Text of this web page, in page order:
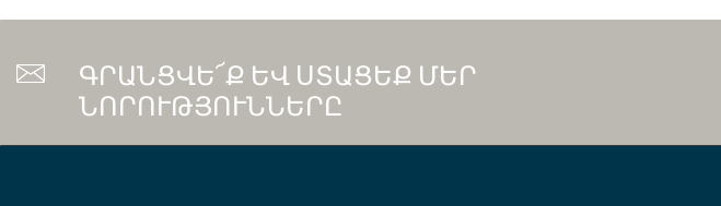
ԳՐԱՆՑՎԵ՜Ք ԵՎ ՍՏԱՑԵՔ ՄԵՐ
ՆՈՐՈՒԹՅՈՒՆՆԵՐԸ